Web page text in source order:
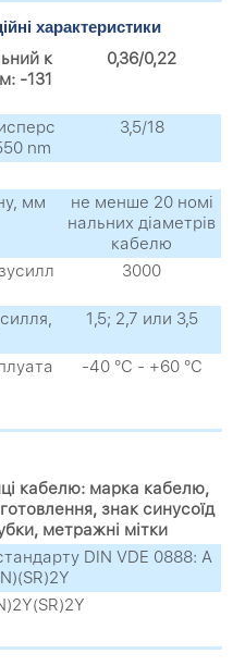
характеристики
к
-131
0,36/0,22
nm
3,5/18
мм
не менше 20 номі
нальних діаметрів
кабелю
3000
1,5; 2,7 или 3,5
-40 °С - +60 °С
кабелю: марка кабелю,
знак синусоїд
метражні мітки
DIN VDE 0888: A